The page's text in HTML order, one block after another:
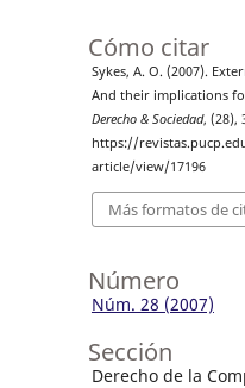
Cómo citar
Sykes, A. O. (2007).
And their implications
Derecho & Sociedad, (28),
https://
article/view/17196
Más formatos de
Número
Núm. 28 (2007)
Sección
Derecho de la